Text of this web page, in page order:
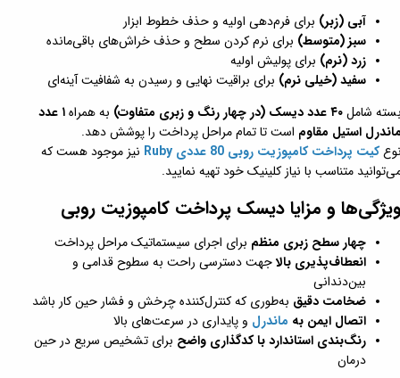
آبی (زبر) برای فرم‌دهی اولیه و حذف خطوط ابزار
سبز (متوسط) برای نرم کردن سطح و حذف خراش‌های باقی‌مانده
زرد (نرم) برای پولیش اولیه
سفید (خیلی نرم) برای براقیت نهایی و رسیدن به شفافیت آینه‌ای
شامل۴۰ عدد دیسک (در چهار رنگ و زبری متفاوت) به همراه ۱ عدد
استیل مقاوم است تا تمام مراحل پرداخت را پوشش دهد.
کیت پرداخت کامپوزیت روبی 80 عددی Ruby
نیز موجود هست که
متناسب با نیاز کلینیک خود تهیه نمایید.
و مزایا دیسک پرداخت کامپوزیت روبی
چهار سطح زبری منظم برای اجرای سیستماتیک مراحل پرداخت
انعطاف‌پذیری بالاجهت دسترسی راحت به سطوح قدامی و
بین‌دندانی
ضخامت دقیق به‌طوری که کنترل‌کننده چرخش و فشار حین کار باشد
اتصال ایمن به ماندرل و پایداری در سرعت‌های بالا
رنگ‌بندی استاندارد با کدگذاری واضح برای تشخیص سریع در حین
درمان